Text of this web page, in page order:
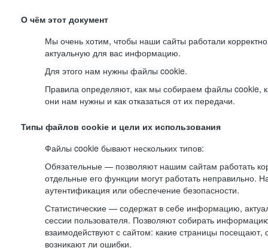
О чём этот документ
Мы очень хотим, чтобы наши сайты работали
актуальную для вас информацию.
Для этого нам нужны файлы cookie.
Правила определяют, как мы собираем файлы cookie,
они нам нужны и как отказаться от их передачи.
Типы файлов cookie и цели их использования
Файлы cookie бывают нескольких типов:
Обязательные — позволяют нашим сайтам работать
отдельные его функции могут работать неправильно.
аутентификация или обеспечение безопасности.
Статистические — содержат в себе информацию,
сессии пользователя. Позволяют собирать
взаимодействуют с сайтом: какие страницы посещают,
возникают ли ошибки.